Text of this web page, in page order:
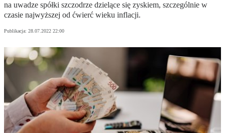
na uwadze spółki szczodrze dzielące się zyskiem, szczególnie w
czasie najwyższej od ćwierć wieku inflacji.
Publikacja: 28.07.2022 22:00